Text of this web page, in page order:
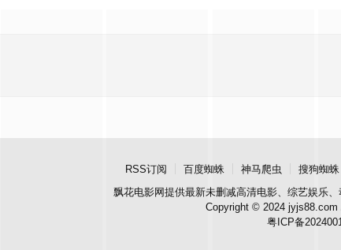
RSS订阅 百度蜘蛛 神马爬虫 搜狗蜘蛛
飘花电影网提供最新未删减高清电影、综艺娱乐
Copyright © 2024 jyjs88.com
粤ICP备